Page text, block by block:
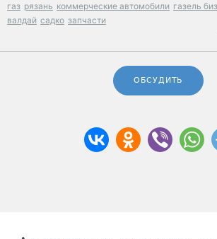
газ рязань коммерческие автомобили газель
валдай садко запчасти
ОБСУДИТЬ